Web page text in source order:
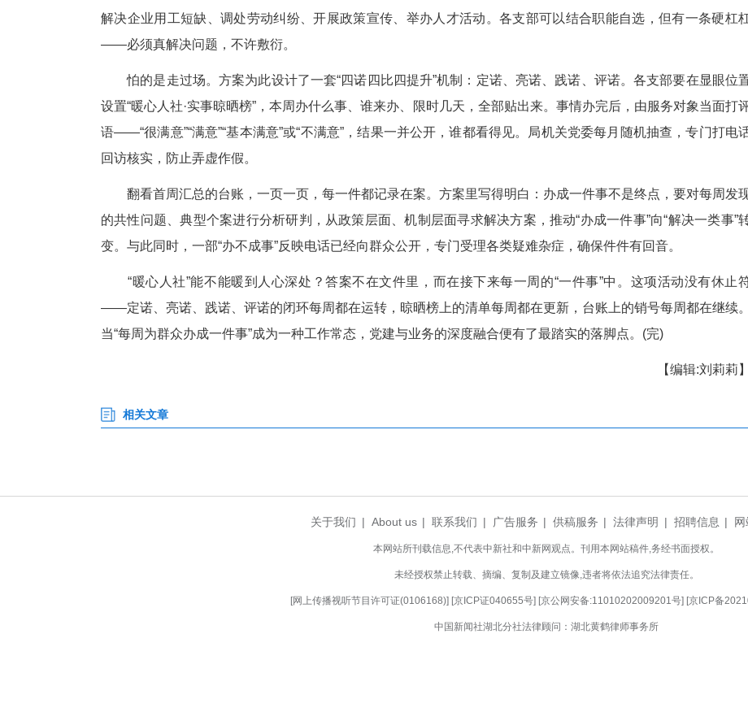
随行的工作人员摊开本子，一字一句记。企业负责
德胜问得细、听得认真，渐渐放开了，把复工后缺人的烦恼、政策对接的困惑一股脑
去研究”，而是当场梳理人社政策的帮扶路径，逐条对照，现场对接用工招聘和技能
进了本子里，也记进了随后建立的台账。
按照方案，这样的“办实事”共有七个方向：破解历史遗留的社保难题、优化经办流
解决企业用工短缺、调处劳动纠纷、开展政策宣传、举办人才活动。各支部可以结
——必须真解决问题，不许敷衍。
怕的是走过场。方案为此设计了一套“四诺四比四提升”机制：定诺、亮诺、践诺、
设置“暖心人社·实事晾晒榜”，本周办什么事、谁来办、限时几天，全部贴出来。事情
语——“很满意”“满意”“基本满意”或“不满意”，结果一并公开，谁都看得见。局机关党
翻看首周汇总的台账，一页一页，每一件都记录在案。方案里写得明白：办成一件
的共性问题、典型个案进行分析研判，从政策层面、机制层面寻求解决方案，推动“办
变。与此同时，一部“办不成事”反映电话已经向群众公开，专门受理各类疑难杂症，确
——定诺、亮诺、践诺、评诺的闭环每周都在运转，晾晒榜上的清单每周都在更新，台
当“每周为群众办成一件事”成为一种工作常态，党建与业务的深度融合便有了最踏实的